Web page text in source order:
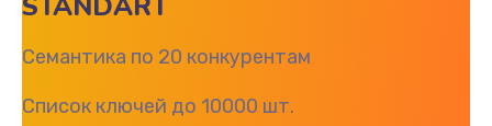
STANDART
Семантика по 20 конкурентам
Список ключей до 10000 шт.